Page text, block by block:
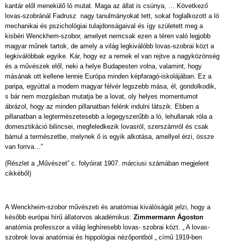
kantár elől menekülő ló mutat. Maga az állat is csúnya, … Következő
lovas-szobránál Fadrusz nagy tanulmányokat tett, sokat foglalkozott a ló
mechanikai és pszichológiai tulajdonságaival és így született meg a
kisbéri Wenckhem-szobor, amelyet nemcsak ezen a téren való legjobb
magyar műnek tartok, de amely a világ legkiválóbb lovas-szobrai közt a
legkiválóbbak egyike. Kár, hogy ez a remek el van rejtve a nagyközönség
és a művészek elől, neki a helye Budapesten volna, valamint, hogy
másának ott kellene lennie Európa minden képfaragó-iskolájában. Ez a
paripa, egyúttal a modern magyar félvér legszebb mása, él, gondolkodik,
s bár nem mozgásban mutatja be a lovat, oly helyes momentumot
ábrázol, hogy az minden pillanatban felénk indulni látszik. Ebben a
pillanatban a legtermészetesebb a legegyszerűbb a ló, lehullanak róla a
domesztikáció bilincsei, megfeledkezik lovasról, szerszámról és csak
bámul a természetbe, melynek ő is egyik alkotása, amellyel érzi, össze
van forrva…”
(Részlet a „Művészet” c. folyóirat 1907. márciusi számában megjelent
cikkéből)
A Wenckheim-szobor művészeti és anatómiai kiválóságát jelzi, hogy a
később európai hírű állatorvos akadémikus: Zimmermann Ágoston
anatómia professzor a világ leghíresebb lovas- szobrai közt. „ A lovas-
szobrok lovai anatómiai és hippológiai nézőpontból „ című 1919-ben